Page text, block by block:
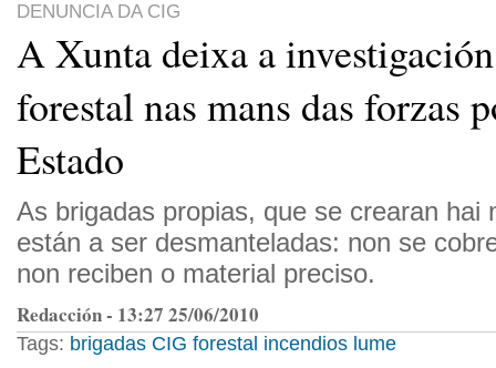
DENUNCIA DA CIG
A Xunta deixa a
forestal nas mans das forzas
Estado
As brigadas propias, que se crearan hai
están a ser desmanteladas: non se
non reciben o material preciso.
Redacción - 13:27 25/06/2010
Tags: brigadas CIG forestal incendios lume